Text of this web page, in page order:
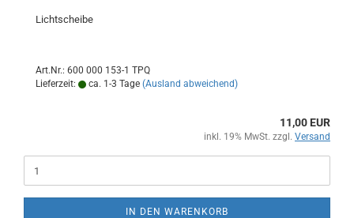
Lichtscheibe
Art.Nr.: 600 000 153-1 TPQ
Lieferzeit:
ca. 1-3 Tage (Ausland abweichend)
11,00 EUR
inkl. 19% MwSt. zzgl. Versand
IN DEN WARENKORB